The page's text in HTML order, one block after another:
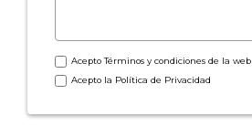
AceptoTérminos y condicionesde la web
Acepto la Política de Privacidad